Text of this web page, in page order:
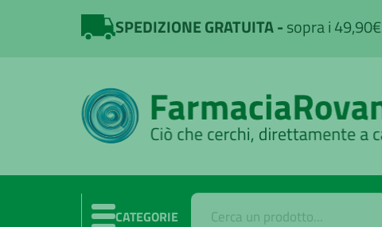
SPEDIZIONE GRATUITA sopra i 49,90€
CATEGORIE